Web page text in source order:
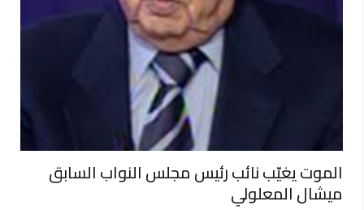
الموت يغيّب نائب رئيس مجلس النواب السابق
ميشال المعلولي